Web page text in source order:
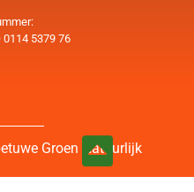
0114 5379 76
Groen Natuurlijk